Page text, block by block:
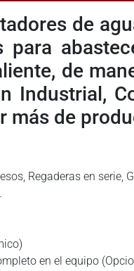
de
para
de
Industrial,
más de
Regaderas en serie,
en el equipo